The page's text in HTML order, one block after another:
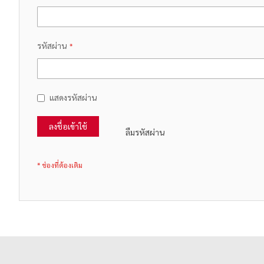
รหัสผ่าน
แสดงรหัสผ่าน
ลงชื่อเข้าใช้
ลืมรหัสผ่าน